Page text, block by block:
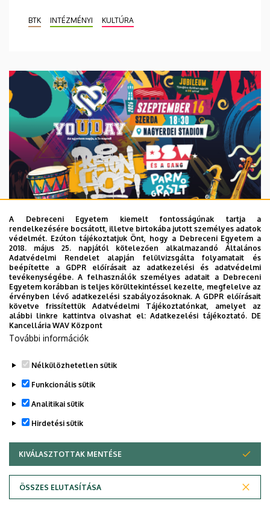
BTK INTÉZMÉNYI KULTÚRA
2026. augusztus 6.
Közeleg a 10. yoUDay, hazai sztárok
a láthatáron
HALLGATÓK INTÉZMÉNYI
A Debreceni Egyetem kiemelt fontosságúnak tartja a
rendelkezésére bocsátott, illetve birtokába jutott személyes adatok
védelmét. Ezúton tájékoztatjuk Önt, hogy a Debreceni Egyetem a
2018. május 25. napjától kötelezően alkalmazandó Általános
Adatvédelmi Rendelet alapján felülvizsgálta folyamatait és
beépítette a GDPR előírásait az adatkezelési és adatvédelmi
tevékenységébe. A felhasználók személyes adatait a Debreceni
Egyetem korábban is teljes körültekintéssel kezelte, megfelelve az
érvényben lévő adatkezelési szabályozásoknak. A GDPR előírásait
követve frissítettük Adatvédelmi Tájékoztatónkat, amelyet az
alábbi linkre kattintva olvashat el:Adatkezelési tájékoztató. DE
Kancellária WAV Központ
További információk
Nélkülözhetetlen sütik
Funkcionális sütik
Analitikai sütik
Hirdetési sütik
KIVÁLASZTOTTAK MENTÉSE
ÖSSZES ELUTASÍTÁSA
WITHDRAW CONSENT